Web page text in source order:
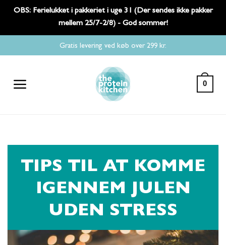
OBS: Ferielukket i pakkeriet i uge 31 (Der sendes ikke pakker
mellem 25/7-2/8) - God sommer!
Gratis levering ved køb over 299 kr.
0
TIPS TIL AT KOMME
IGENNEM JULEN
UDEN STRESS